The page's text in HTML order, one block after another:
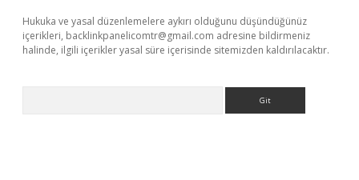
Hukuka ve yasal düzenlemelere aykırı olduğunu düşündüğünüz
içerikleri, backlinkpanelicomtr@gmail.com adresine bildirmeniz
halinde, ilgili içerikler yasal süre içerisinde sitemizden kaldırılacaktır.